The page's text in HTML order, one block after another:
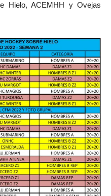
Hielo, ACEMHH y Ovejas